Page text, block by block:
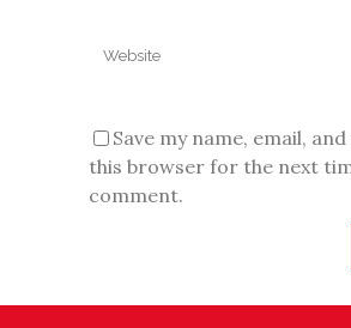
Save my name, email,
this browser for the next
comment.